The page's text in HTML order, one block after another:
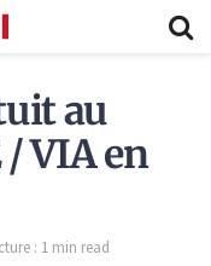
au
VIA en
: 1 min read